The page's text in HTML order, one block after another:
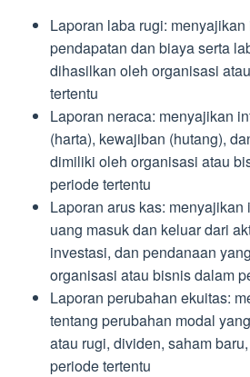
Laporan laba rugi:
pendapatan dan biaya serta
dihasilkan oleh organisasi
tertentu
Laporan neraca: menyajikan
(harta), kewajiban (hutang),
dimiliki oleh organisasi atau
periode tertentu
Laporan arus kas:
uang masuk dan keluar dari
investasi, dan pendanaan
organisasi atau bisnis dalam
Laporan perubahan ekuitas:
tentang perubahan modal
atau rugi, dividen, saham
periode tertentu